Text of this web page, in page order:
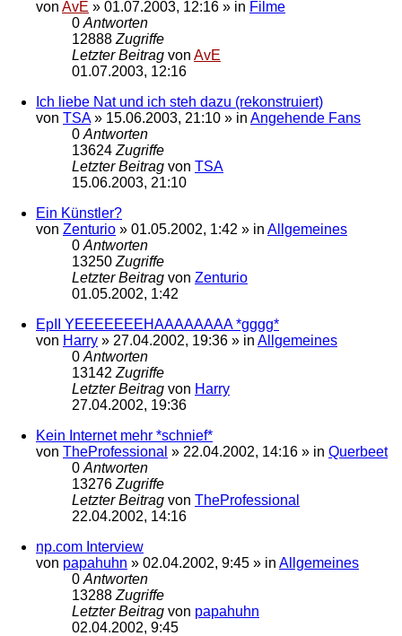
von AvE » 01.07.2003, 12:16 » in Filme
0 Antworten
12888 Zugriffe
Letzter Beitrag von AvE
01.07.2003, 12:16
Ich liebe Nat und ich steh dazu (rekonstruiert)
von TSA» 15.06.2003, 21:10 » in Angehende Fans
0 Antworten
13624 Zugriffe
Letzter Beitrag von TSA
15.06.2003, 21:10
Ein Künstler?
von Zenturio » 01.05.2002, 1:42 » in Allgemeines
0 Antworten
13250 Zugriffe
Letzter Beitrag von Zenturio
01.05.2002, 1:42
EpII YEEEEEEEHAAAAAAAA *gggg*
von Harry » 27.04.2002, 19:36 » in Allgemeines
0 Antworten
13142 Zugriffe
Letzter Beitrag von Harry
27.04.2002, 19:36
Kein Internet mehr *schnief*
von TheProfessional » 22.04.2002, 14:16 » in Querbeet
0 Antworten
13276 Zugriffe
Letzter Beitrag von TheProfessional
22.04.2002, 14:16
np.com Interview
von papahuhn » 02.04.2002, 9:45 » in Allgemeines
0 Antworten
13288 Zugriffe
Letzter Beitrag von papahuhn
02.04.2002, 9:45